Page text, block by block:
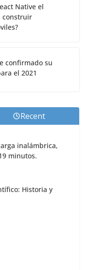
Native el
construir
confirmado su
el 2021
Recent
inalámbrica,
minutos.
Historia y